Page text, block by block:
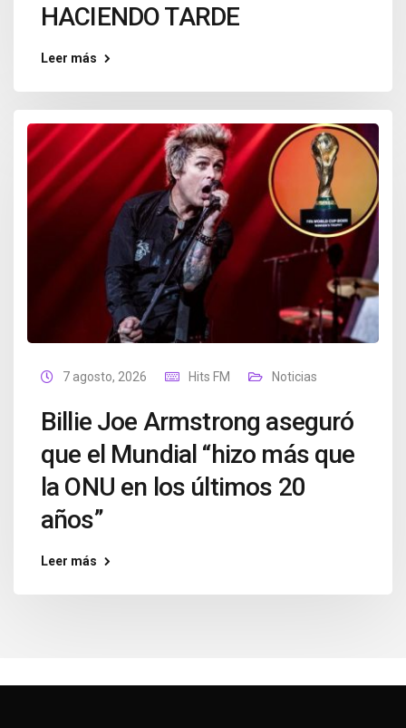
HACIENDO TARDE
Leer más
7 agosto, 2026 Hits FM Noticias
Billie Joe Armstrong aseguró
que el Mundial “hizo más que
la ONU en los últimos 20
años”
Leer más